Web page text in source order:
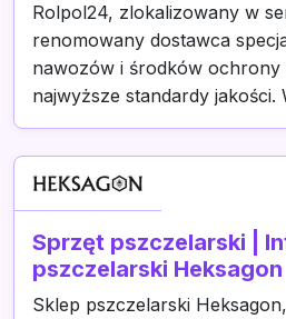
Rolpol24, zlokalizowany w
renomowany dostawca
nawozów i środków ochrony
najwyższe standardy jakości.
Sprzęt pszczelarski |
pszczelarski Heksagon
Sklep pszczelarski